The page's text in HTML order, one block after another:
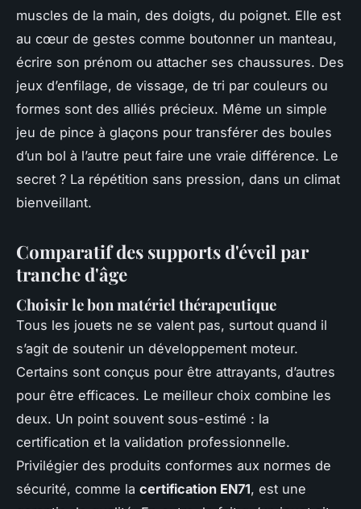
muscles de la main, des doigts, du poignet. Elle est
au cœur de gestes comme boutonner un manteau,
écrire son prénom ou attacher ses chaussures. Des
jeux d’enfilage, de vissage, de tri par couleurs ou
formes sont des alliés précieux. Même un simple
jeu de pince à glaçons pour transférer des boules
d’un bol à l’autre peut faire une vraie différence. Le
secret ? La répétition sans pression, dans un climat
bienveillant.
Comparatif des supports d'éveil par
tranche d'âge
Choisir le bon matériel thérapeutique
Tous les jouets ne se valent pas, surtout quand il
s’agit de soutenir un développement moteur.
Certains sont conçus pour être attrayants, d’autres
pour être efficaces. Le meilleur choix combine les
deux. Un point souvent sous-estimé : la
certification et la validation professionnelle.
Privilégier des produits conformes aux normes de
sécurité, comme la certification EN71, est une